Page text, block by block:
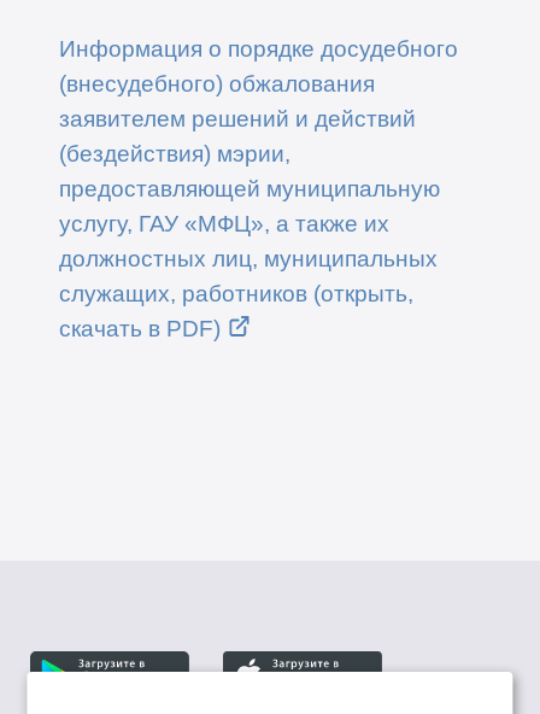
Информация о порядке досудебного
(внесудебного) обжалования
заявителем решений и действий
(бездействия) мэрии,
предоставляющей муниципальную
услугу, ГАУ «МФЦ», а также их
должностных лиц, муниципальных
служащих, работников (открыть,
скачать в PDF)